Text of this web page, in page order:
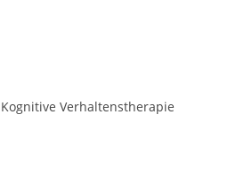
Kognitive Verhaltenstherapie